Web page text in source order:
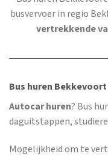
busvervoer in regio
vertrekkende
Bus huren Bekkevoort
Autocar huren? Bus
daguitstappen,
Mogelijkheid om te